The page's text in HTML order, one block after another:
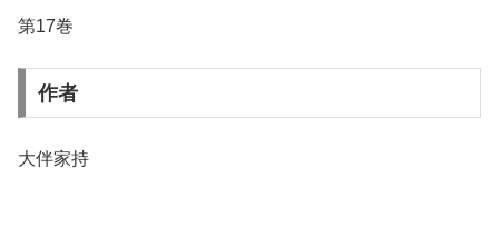
第17巻
作者
大伴家持